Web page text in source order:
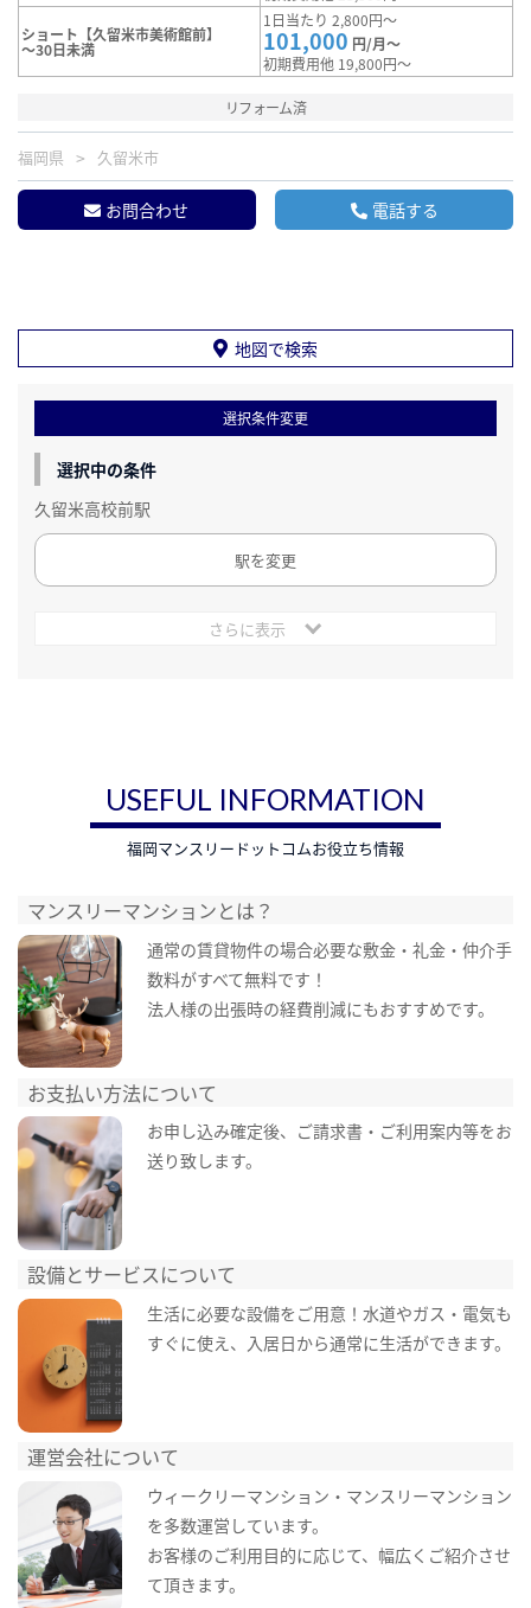
ショート【久留米市美術館前】
～30日未満
1日当たり 2,800円～
101,000 円/月～
初期費用他 19,800円～
リフォーム済
福岡県 久留米市
お問合わせ 電話する
地図で検索
選択条件変更
選択中の条件
久留米高校前駅
駅を変更
さらに表示
USEFUL INFORMATION
福岡マンスリードットコムお役立ち情報
マンスリーマンションとは？
通常の賃貸物件の場合必要な敷金・礼金・仲介手
数料がすべて無料です！
法人様の出張時の経費削減にもおすすめです。
お支払い方法について
お申し込み確定後、ご請求書・ご利用案内等をお
送り致します。
設備とサービスについて
生活に必要な設備をご用意！水道やガス・電気も
すぐに使え、入居日から通常に生活ができます。
運営会社について
ウィークリーマンション・マンスリーマンション
を多数運営しています。
お客様のご利用目的に応じて、幅広くご紹介させ
て頂きます。